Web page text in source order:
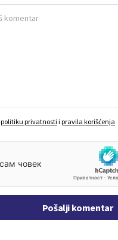
politiku privatnosti i pravila korišćenja
Pošalji komentar